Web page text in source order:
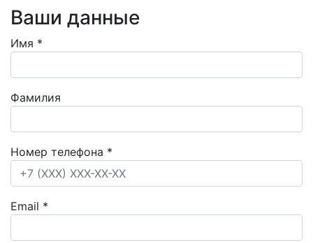
Ваши данные
Имя *
Фамилия
Номер телефона *
Email *